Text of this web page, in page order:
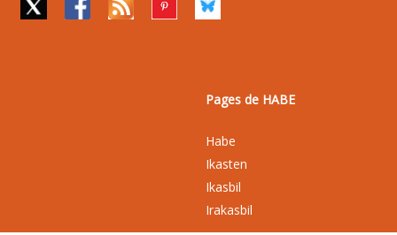
Pages de HABE
Habe
Ikasten
Ikasbil
Irakasbil